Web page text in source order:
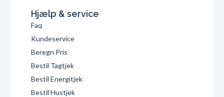
Hjælp & service
Faq
Kundeservice
Beregn Pris
Bestil Tagtjek
Bestil Energitjek
Bestil Hustjek